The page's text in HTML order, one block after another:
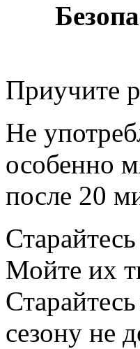
Приучите
Не
особенно
после 20
Мойте их
сезону не